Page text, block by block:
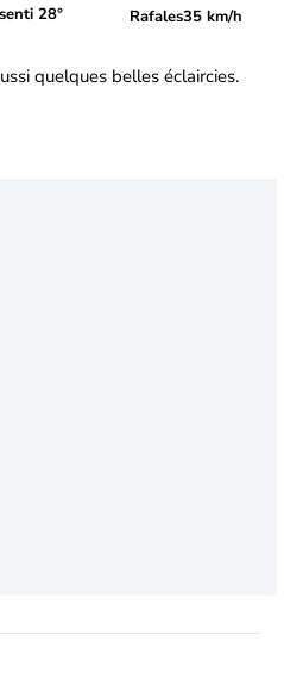
28° Rafales35 km/h
quelques belles éclaircies.